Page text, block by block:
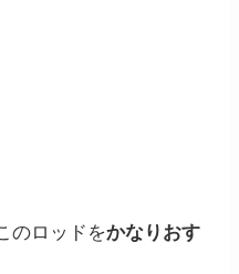
のロッドをかなりおす